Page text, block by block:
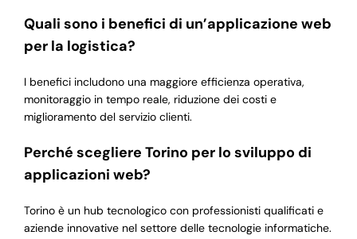
Quali sono i benefici di un’applicazione web
per la logistica?
I benefici includono una maggiore efficienza operativa,
monitoraggio in tempo reale, riduzione dei costi e
miglioramento del servizio clienti.
Perché scegliere Torino per lo sviluppo di
applicazioni web?
Torino è un hub tecnologico con professionisti qualificati e
aziende innovative nel settore delle tecnologie informatiche.